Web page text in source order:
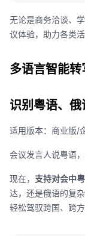
无论是商务洽谈、
议体验，助力各类活
多语言智能
识别粤语、
适用版本：商业版/
会议发言人说粤语
现在， 支持对会中
达，还是俄语的复
轻松驾驭跨国、跨